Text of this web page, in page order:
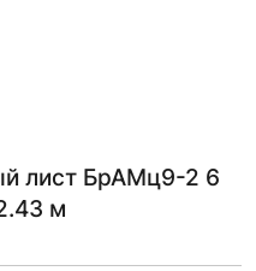
лист БрАМц9-2 6
м